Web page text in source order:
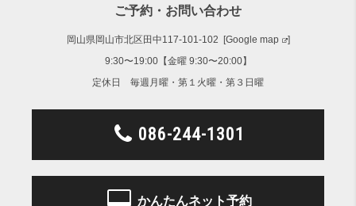
ご予約・お問い合わせ
岡山県岡山市北区田中117-101-102 [Google map
]
9:30〜19:00【金曜 9:30〜20:00】
定休日 毎週月曜・第１火曜・第３日曜
086-244-1301
かんたんネット予約